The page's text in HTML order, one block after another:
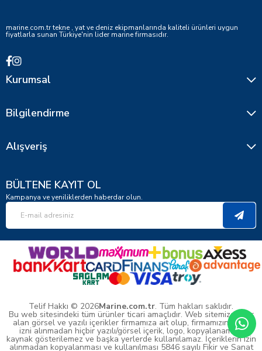
marine.com.tr tekne , yat ve deniz ekipmanlarında kaliteli ürünleri uygun
fiyatlarla sunan Türkiye'nin lider marine firmasıdır.
Kurumsal
Bilgilendirme
Alışveriş
BÜLTENE KAYIT OL
Kampanya ve yeniliklerden haberdar olun.
Telif Hakkı © 2026Marine.com.tr. Tüm hakları saklıdır.
Bu web sitesindeki tüm ürünler ticari amaçlıdır. Web sitemizde yer
alan görsel ve yazılı içerikler firmamıza ait olup, firmamızın yazılı
izni alınmadan hiçbir yazılı/görsel içerik, logo, kopyalanamaz,
kaynak gösterilemez ve başka yerlerde kullanılamaz. İçeriklerin izin
alınmadan kopyalanması ve kullanılması 5846 sayılı Fikir ve Sanat